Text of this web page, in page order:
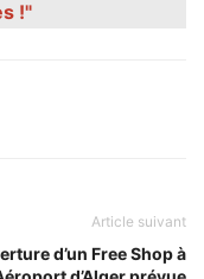
!"
Article suivant
d’un Free Shop à